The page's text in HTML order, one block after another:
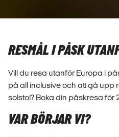
RESMÅL I PÅSK
Vill du resa utanför Europa i
på all inclusive och att gå upp
solstol? Boka din påskresa för
VAR BÖRJAR VI?